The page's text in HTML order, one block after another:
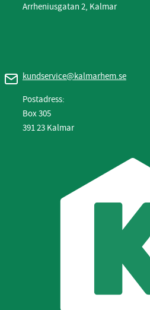
Arrheniusgatan 2, Kalmar
kundservice@kalmarhem.se
Postadress:
Box 305
391 23 Kalmar